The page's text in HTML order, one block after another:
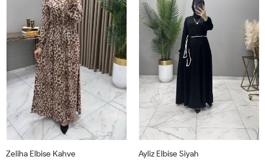
Zeliha Elbise Kahve Ayliz Elbise Siyah